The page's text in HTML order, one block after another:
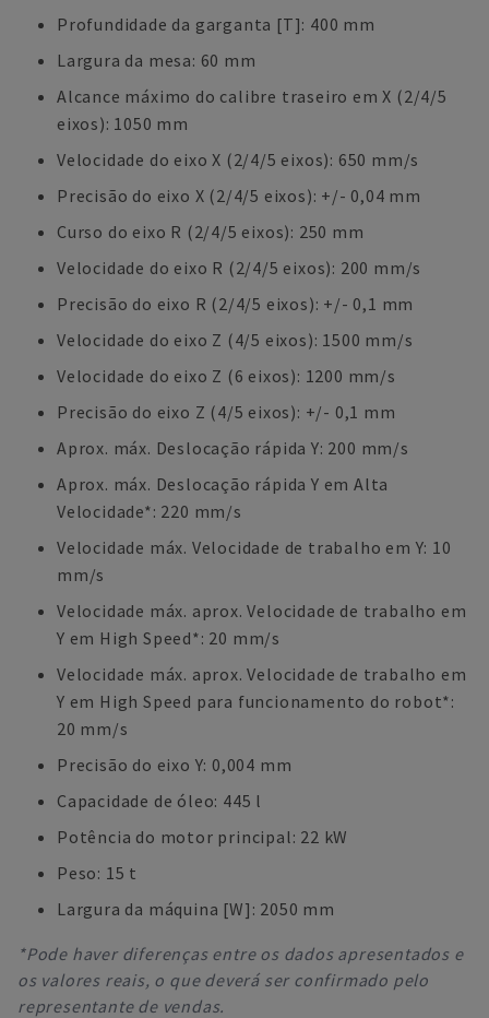
Profundidade da garganta [T]: 400 mm
Largura da mesa: 60 mm
Alcance máximo do calibre traseiro em X (2/4/5
eixos): 1050 mm
Velocidade do eixo X (2/4/5 eixos): 650 mm/s
Precisão do eixo X (2/4/5 eixos): +/- 0,04 mm
Curso do eixo R (2/4/5 eixos): 250 mm
Velocidade do eixo R (2/4/5 eixos): 200 mm/s
Precisão do eixo R (2/4/5 eixos): +/- 0,1 mm
Velocidade do eixo Z (4/5 eixos): 1500 mm/s
Velocidade do eixo Z (6 eixos): 1200 mm/s
Precisão do eixo Z (4/5 eixos): +/- 0,1 mm
Aprox. máx. Deslocação rápida Y: 200 mm/s
Aprox. máx. Deslocação rápida Y em Alta
Velocidade*: 220 mm/s
Velocidade máx. Velocidade de trabalho em Y: 10
mm/s
Velocidade máx. aprox. Velocidade de trabalho em
Y em High Speed*: 20 mm/s
Velocidade máx. aprox. Velocidade de trabalho em
Y em High Speed para funcionamento do robot*:
20 mm/s
Precisão do eixo Y: 0,004 mm
Capacidade de óleo: 445 l
Potência do motor principal: 22 kW
Peso: 15 t
Largura da máquina [W]: 2050 mm
*Pode haver diferenças entre os dados apresentados e
os valores reais, o que deverá ser confirmado pelo
representante de vendas.